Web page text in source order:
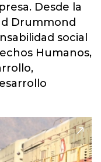
Desde la
Drummond
social
Humanos,